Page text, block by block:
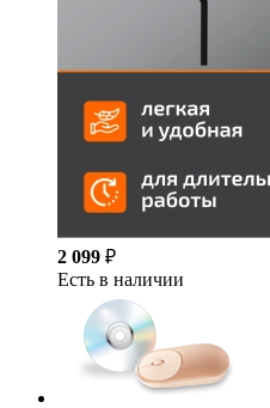
2 099 ₽
Есть в наличии